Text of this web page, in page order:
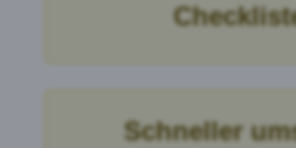
Schneller